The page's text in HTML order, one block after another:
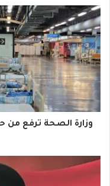
ب
ر
ي
د
ا
إ
ل
وزارة الصحة ترفع من